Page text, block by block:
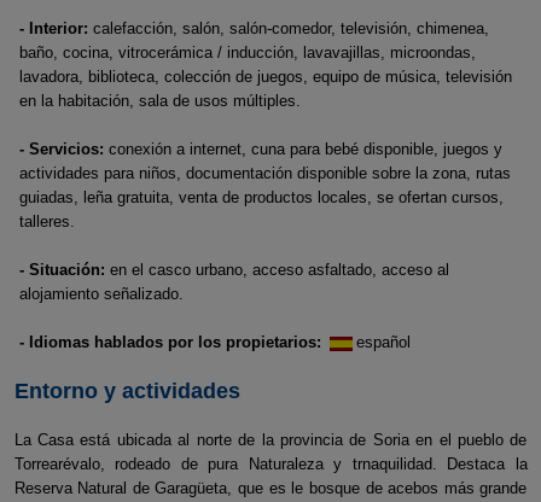
- Interior: calefacción, salón, salón-comedor, televisión, chimenea,
baño, cocina, vitrocerámica / inducción, lavavajillas, microondas,
lavadora, biblioteca, colección de juegos, equipo de música, televisión
en la habitación, sala de usos múltiples.
- Servicios: conexión a internet, cuna para bebé disponible, juegos y
actividades para niños, documentación disponible sobre la zona, rutas
guiadas, leña gratuita, venta de productos locales, se ofertan cursos,
talleres.
- Situación: en el casco urbano, acceso asfaltado, acceso al
alojamiento señalizado.
- Idiomas hablados por los propietarios: español
Entorno y actividades
La Casa está ubicada al norte de la provincia de Soria en el pueblo de
Torrearévalo, rodeado de pura Naturaleza y trnaquilidad. Destaca la
Reserva Natural de Garagüeta, que es le bosque de acebos más grande